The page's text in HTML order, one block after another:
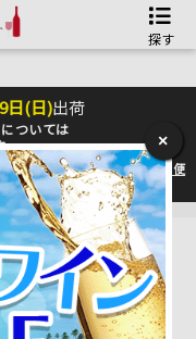
探す
9日(日)出荷
ついては
おります。最新情報は佐川急便
。
×